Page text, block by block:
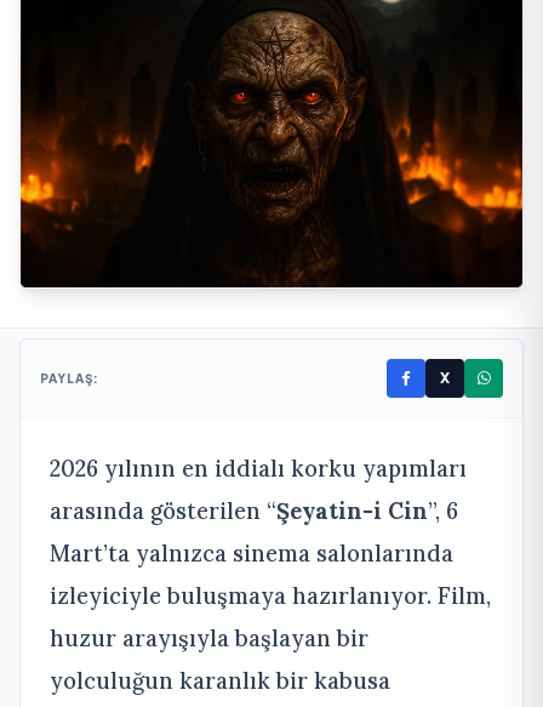
PAYLAŞ: X
2026 yılının en iddialı korku yapımları
arasında gösterilen “Şeyatin-i Cin”, 6
Mart’ta yalnızca sinema salonlarında
izleyiciyle buluşmaya hazırlanıyor. Film,
huzur arayışıyla başlayan bir
yolculuğun karanlık bir kabusa